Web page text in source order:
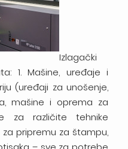
Izlagački
1. Mašine, uređaje i
(uređaji za unošenje,
mašine i oprema za
za različite tehnike
pripremu za štampu,